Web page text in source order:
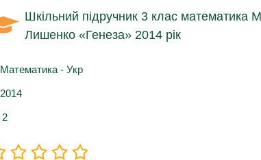
Шкільний підручник 3 клас математика
Лишенко «Генеза» 2014 рік
Математика - Укр
2014
2